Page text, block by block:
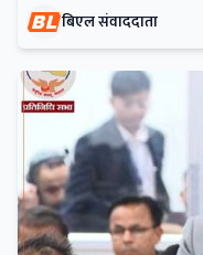
बिएल संवाददाता